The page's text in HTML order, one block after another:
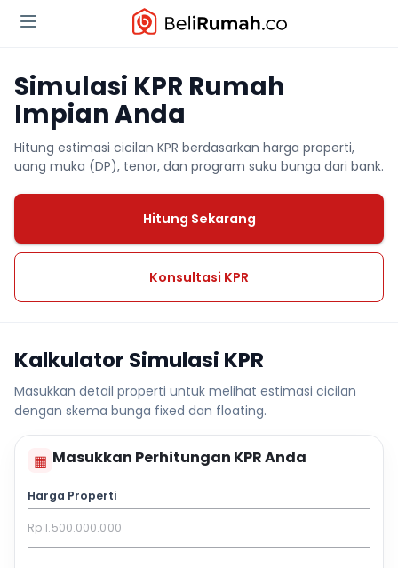
Simulasi KPR Rumah
Impian Anda
Hitung estimasi cicilan KPR berdasarkan harga properti,
uang muka (DP), tenor, dan program suku bunga dari bank.
Hitung Sekarang
Konsultasi KPR
Kalkulator Simulasi KPR
Masukkan detail properti untuk melihat estimasi cicilan
dengan skema bunga fixed dan floating.
▦ Masukkan Perhitungan KPR Anda
Harga Properti